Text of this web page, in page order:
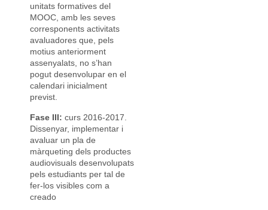
unitats formatives del
MOOC, amb les seves
corresponents activitats
avaluadores que, pels
motius anteriorment
assenyalats, no s’han
pogut desenvolupar en el
calendari inicialment
previst.
Fase III: curs 2016-2017.
Dissenyar, implementar i
avaluar un pla de
màrqueting dels productes
audiovisuals desenvolupats
pels estudiants per tal de
fer-los visibles com a
creado